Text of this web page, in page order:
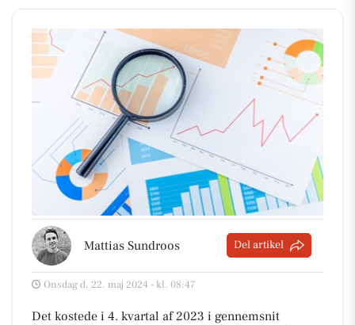
Mattias Sundroos Del artikel
Onsdag d. 22. maj 2024 - kl. 08:47
Det kostede i 4. kvartal af 2023 i gennemsnit